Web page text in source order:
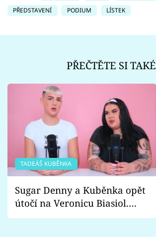
PŘEDSTAVENÍ
PODIUM LÍSTEK
PŘEČTĚTE SI TAKÉ
TADEÁŠ KUBĚNKA
Sugar Denny a Kuběnka opět
útočí na Veronicu Biasiol.
Proč je podle nich falešná a